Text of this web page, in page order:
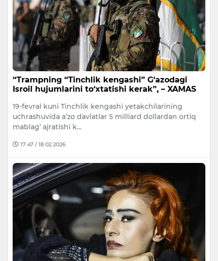
“Trampning “Tinchlik kengashi” G‘azodagi
Isroil hujumlarini to‘xtatishi kerak”, – XAMAS
19-fevral kuni Tinchlik kengashi yetakchilarining
uchrashuvida a’zo davlatlar 5 milliard dollardan ortiq
mablag‘ ajratishi k…
17:47 / 18.02.2026